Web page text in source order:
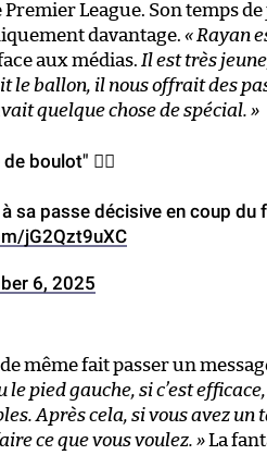
League. Son temps
davantage. « Rayan
aux médias. Il est très
le ballon, il nous offrait des
quelque chose de spécial. »
boulot" 🧘‍♂️
sa passe décisive en coup du
jG2Qzt9uXC
6, 2025
même fait passer un
pied gauche, si c’est
Après cela, si vous avez un
ce que vous voulez. »La